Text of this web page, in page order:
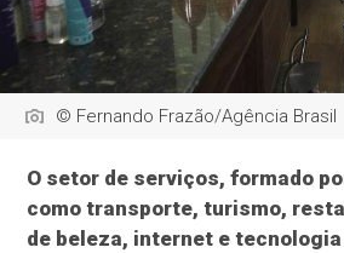
© Fernando Frazão/Agência Brasil
O setor de serviços, formado
como transporte, turismo,
de beleza, internet e